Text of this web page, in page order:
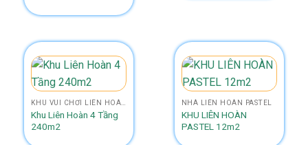
Khu Liên Hoàn 4 Tầng
240m2
NHÀ LIÊN HOÀN PASTEL
KHU LIÊN HOÀN
PASTEL 12m2